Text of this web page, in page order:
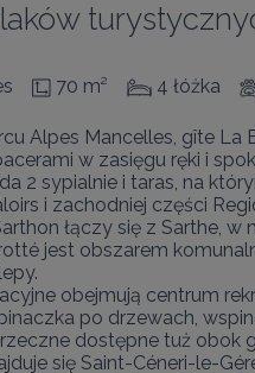
70 m² 4 łóżka
Alpes Mancelles, gîte
w zasięgu ręki i
2 sypialnie i taras, na
i zachodniej części
łączy się z Sarthe,
jest obszarem
obejmują centrum
po drzewach,
dostępne tuż obok
się Saint-Céneri-le-